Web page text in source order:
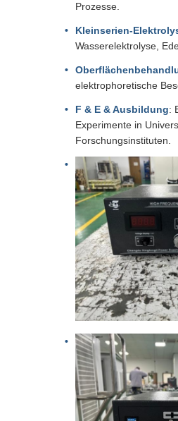
Prozesse.
Kleinserien-
Wasserelektrolyse,
elektrophoretische
F & E & Ausbildung:
Experimente in
Forschungsinstituten.